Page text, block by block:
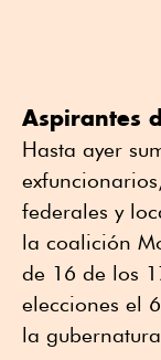
Aspirantes
Hasta ayer
federales y
la coalición
de 16 de los
elecciones el
la